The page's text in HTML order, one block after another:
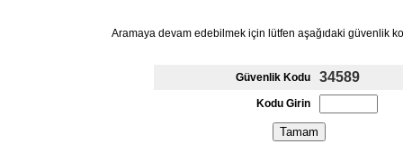
Aramaya devam edebilmek için lütfen aşağıdaki güvenlik
Güvenlik Kodu 34589
Kodu Girin